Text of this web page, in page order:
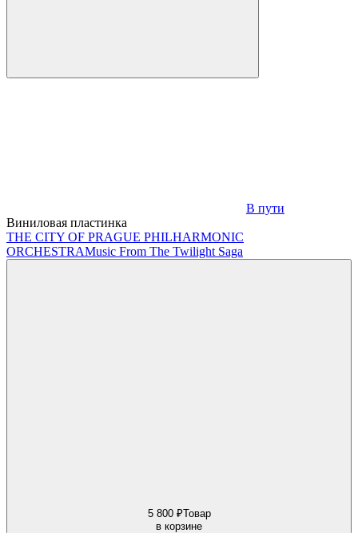
В пути
Виниловая пластинка
THE CITY OF PRAGUE PHILHARMONIC
ORCHESTRAMusic From The Twilight Saga
5 800 ₽Товар
в корзине